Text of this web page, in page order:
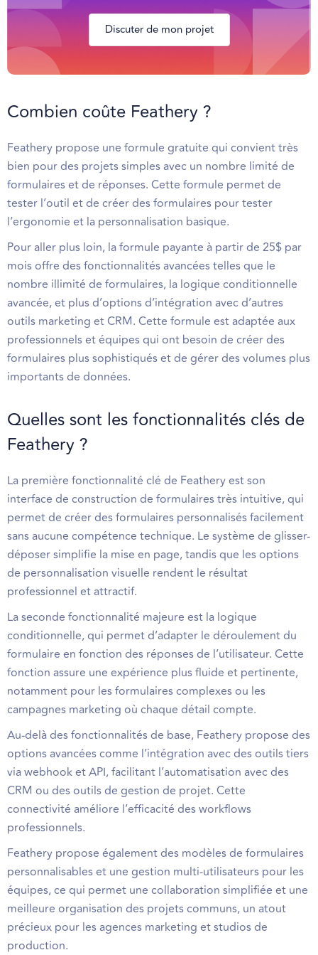
Discuter de mon projet
Combien coûte Feathery ?
Feathery propose une formule gratuite qui convient très
bien pour des projets simples avec un nombre limité de
formulaires et de réponses. Cette formule permet de
tester l’outil et de créer des formulaires pour tester
l’ergonomie et la personnalisation basique.
Pour aller plus loin, la formule payante à partir de 25$ par
mois offre des fonctionnalités avancées telles que le
nombre illimité de formulaires, la logique conditionnelle
avancée, et plus d’options d’intégration avec d’autres
outils marketing et CRM. Cette formule est adaptée aux
professionnels et équipes qui ont besoin de créer des
formulaires plus sophistiqués et de gérer des volumes plus
importants de données.
Quelles sont les fonctionnalités clés de
Feathery ?
La première fonctionnalité clé de Feathery est son
interface de construction de formulaires très intuitive, qui
permet de créer des formulaires personnalisés facilement
sans aucune compétence technique. Le système de glisser-
déposer simplifie la mise en page, tandis que les options
de personnalisation visuelle rendent le résultat
professionnel et attractif.
La seconde fonctionnalité majeure est la logique
conditionnelle, qui permet d’adapter le déroulement du
formulaire en fonction des réponses de l’utilisateur. Cette
fonction assure une expérience plus fluide et pertinente,
notamment pour les formulaires complexes ou les
campagnes marketing où chaque détail compte.
Au-delà des fonctionnalités de base, Feathery propose des
options avancées comme l’intégration avec des outils tiers
via webhook et API, facilitant l’automatisation avec des
CRM ou des outils de gestion de projet. Cette
connectivité améliore l’efficacité des workflows
professionnels.
Feathery propose également des modèles de formulaires
personnalisables et une gestion multi-utilisateurs pour les
équipes, ce qui permet une collaboration simplifiée et une
meilleure organisation des projets communs, un atout
précieux pour les agences marketing et studios de
production.